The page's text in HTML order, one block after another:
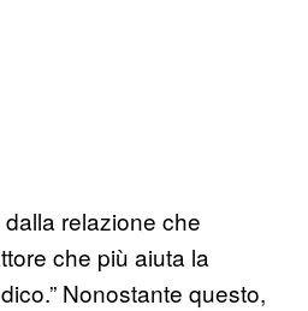
relazione che
che più aiuta la
Nonostante questo,